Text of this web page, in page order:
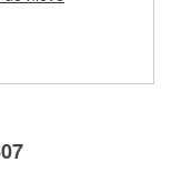
a encontrar las